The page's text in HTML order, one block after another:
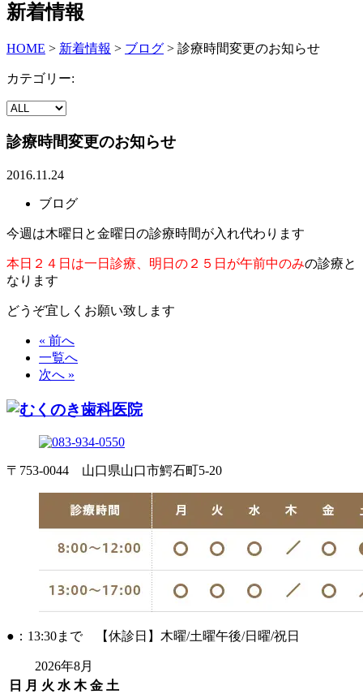
新着情報
HOME > 新着情報 > ブログ > 診療時間変更のお知らせ
カテゴリー:
診療時間変更のお知らせ
2016.11.24
ブログ
今週は木曜日と金曜日の診療時間が入れ代わります
本日２４日は一日診療、明日の２５日が午前中のみの診療と
なります
どうぞ宜しくお願い致します
« 前へ
一覧へ
次へ »
〒753-0044 山口県山口市鰐石町5-20
●：13:30まで 【休診日】木曜/土曜午後/日曜/祝日
2026年8月
日
月 火 水 木 金 土